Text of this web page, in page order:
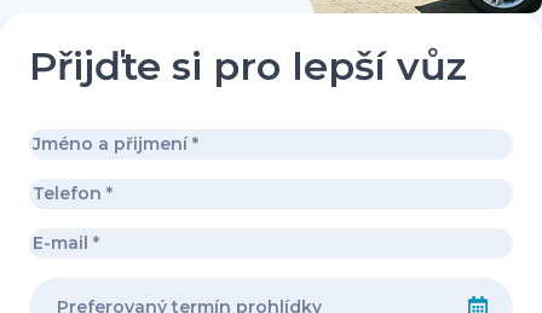
Přijďte si pro lepší vůz